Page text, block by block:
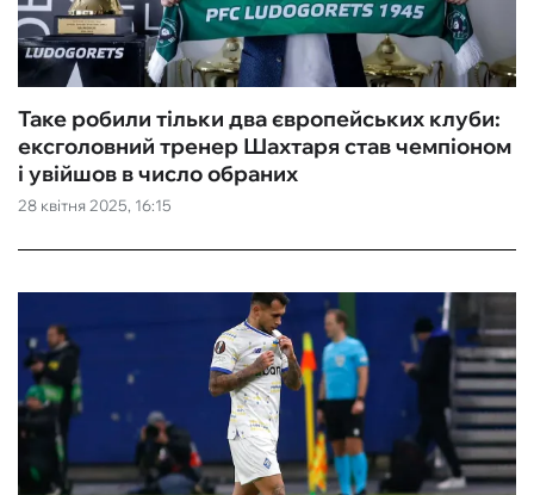
28 квітня 2025, 16:15
Таке робили тільки два європейських клуби:
ексголовний тренер Шахтаря став чемпіоном
і увійшов в число обраних